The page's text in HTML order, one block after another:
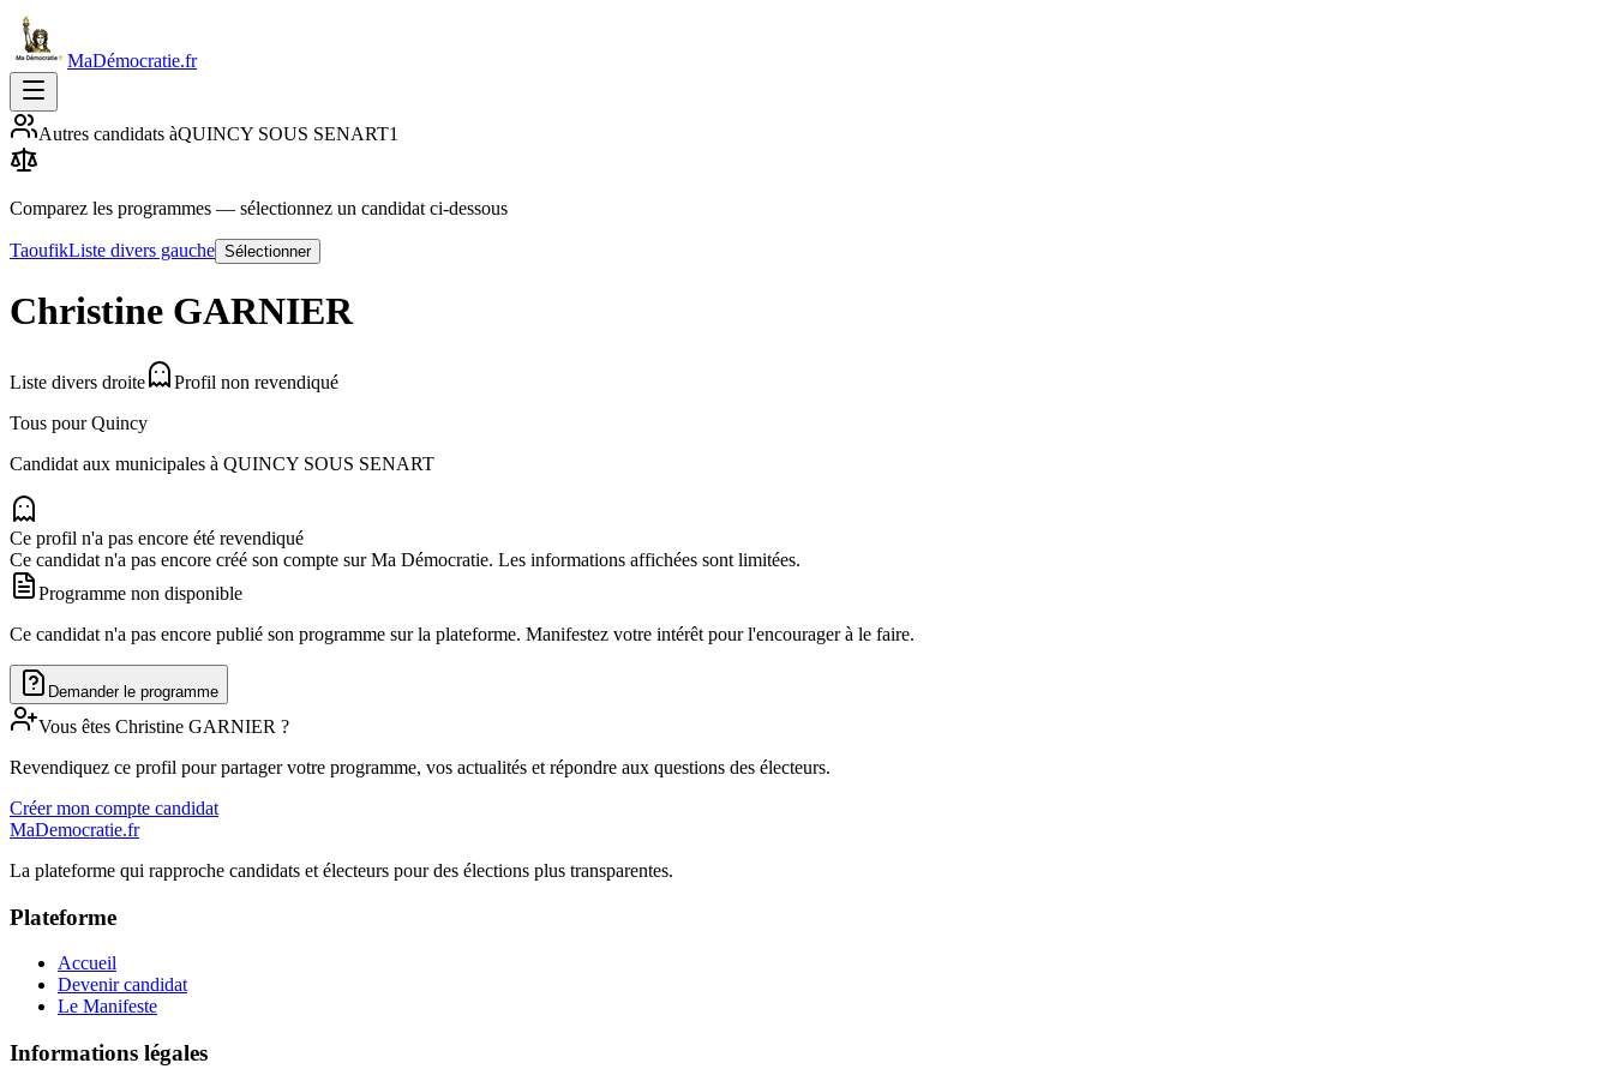
MaDémocratie.fr
Autres candidats àQUINCY SOUS SENART1
Comparez les programmes — sélectionnez un candidat ci-dessous
TaoufikListe divers gauche Sélectionner
Christine GARNIER
Liste divers droite
Profil non revendiqué
Tous pour Quincy
Candidat aux municipales à QUINCY SOUS SENART
Ce profil n'a pas encore été revendiqué
Ce candidat n'a pas encore créé son compte sur Ma Démocratie. Les informations affichées sont limitées.
Programme non disponible
Ce candidat n'a pas encore publié son programme sur la plateforme. Manifestez votre intérêt pour l'encourager à le faire.
Demander le programme
Vous êtes Christine GARNIER ?
Revendiquez ce profil pour partager votre programme, vos actualités et répondre aux questions des électeurs.
Créer mon compte candidat
MaDemocratie.fr
La plateforme qui rapproche candidats et électeurs pour des élections plus transparentes.
Plateforme
Accueil
Devenir candidat
Le Manifeste
Informations légales